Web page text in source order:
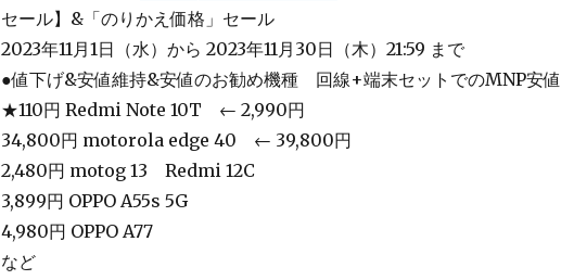
セール】&「のりかえ価格」セール
2023年11月1日（水）から 2023年11月30日（木）21:59 まで
●値下げ&安値維持&安値のお勧め機種 回線+端末セットでのMNP安値
★110円 Redmi Note 10T ← 2,990円
34,800円 motorola edge 40 ← 39,800円
2,480円 motog 13 Redmi 12C
3,899円 OPPO A55s 5G
4,980円 OPPO A77
など